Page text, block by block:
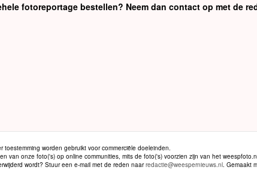
fotoreportage bestellen? Neem dan contact op met de
worden gebruikt voor commerciële doeleinden.
van onze foto('s) op online communities, mits de foto('s) voorzien zijn van het
wordt? Stuur een e-mail met de reden naarredactie@weespernieuws.nl. Gemaakt